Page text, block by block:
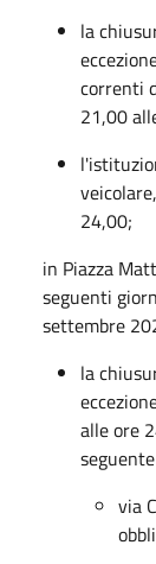
la
correnti
21,00
24,00;
in Piazza
seguenti
settembre
la
alle ore
via